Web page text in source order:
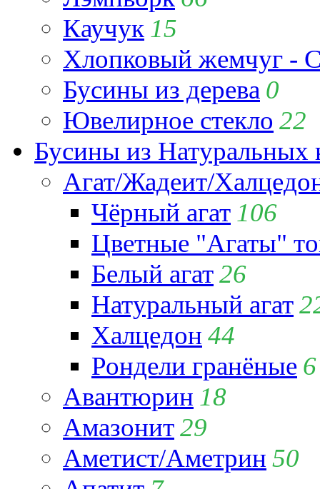
Каучук 15
Хлопковый жемчуг -
Бусины из дерева 0
Ювелирное стекло 22
Бусины из Натуральных
Агат/Жадеит/
Чёрный агат 106
Цветные "Агаты"
Белый агат26
Натуральный агат
Халцедон 44
Рондели гранёные 6
Авантюрин 18
Амазонит29
Аметист/Аметрин 50